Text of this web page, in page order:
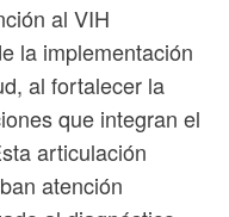
al VIH
la implementación
al fortalecer la
que integran el
articulación
atención